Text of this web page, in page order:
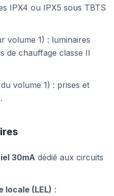
IPX4 ou IPX5 sous TBTS
volume 1) : luminaires
de chauffage classe II
volume 1) : prises et
30mA dédié aux circuits
locale (LEL) :